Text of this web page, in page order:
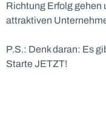
Richtung Erfolg gehen
attraktiven
P.S.: Denk daran: Es
Starte JETZT!